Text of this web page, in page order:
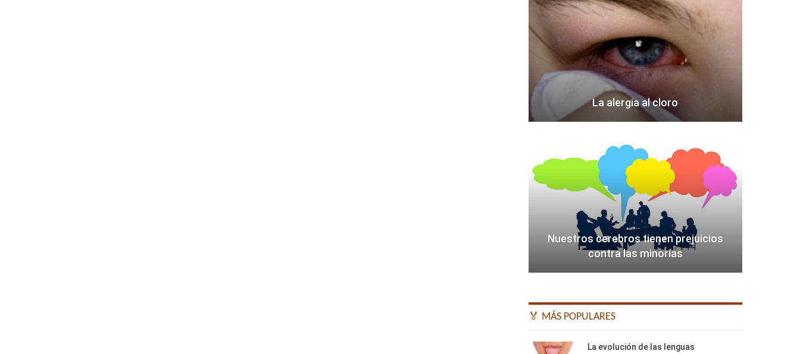
La alergia al cloro
Nuestros cerebros tienen prejuicios
contra las minorías
🏅 MÁS POPULARES
La evolución de las lenguas